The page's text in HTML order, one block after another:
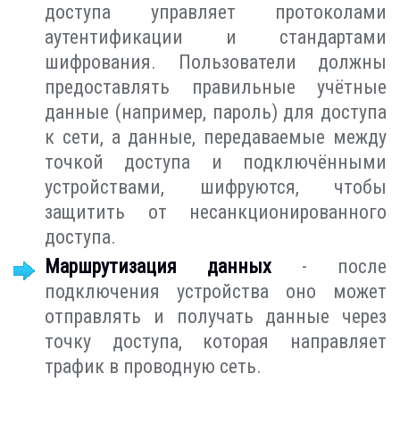
доступа управляет протоколами
аутентификации и стандартами
шифрования. Пользователи должны
предоставлять правильные учётные
данные (например, пароль) для доступа
к сети, а данные, передаваемые между
точкой доступа и подключёнными
устройствами, шифруются, чтобы
защитить от несанкционированного
доступа.
Маршрутизация данных - после
подключения устройства оно может
отправлять и получать данные через
точку доступа, которая направляет
трафик в проводную сеть.